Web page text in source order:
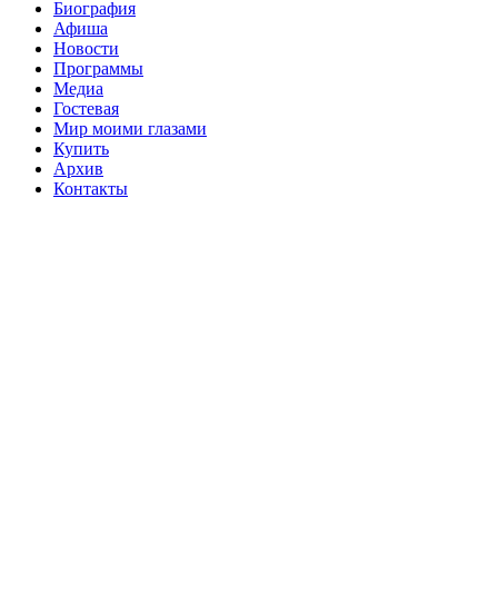
Биография
Афиша
Новости
Программы
Медиа
Гостевая
Мир моими глазами
Купить
Архив
Контакты